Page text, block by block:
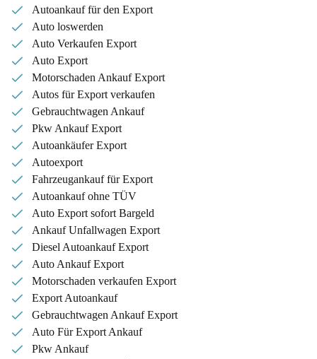
Autoankauf für den Export
Auto loswerden
Auto Verkaufen Export
Auto Export
Motorschaden Ankauf Export
Autos für Export verkaufen
Gebrauchtwagen Ankauf
Pkw Ankauf Export
Autoankäufer Export
Autoexport
Fahrzeugankauf für Export
Autoankauf ohne TÜV
Auto Export sofort Bargeld
Ankauf Unfallwagen Export
Diesel Autoankauf Export
Auto Ankauf Export
Motorschaden verkaufen Export
Export Autoankauf
Gebrauchtwagen Ankauf Export
Auto Für Export Ankauf
Pkw Ankauf